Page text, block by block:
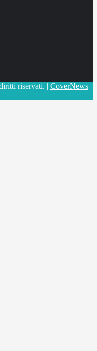
riservati. | CoverNews